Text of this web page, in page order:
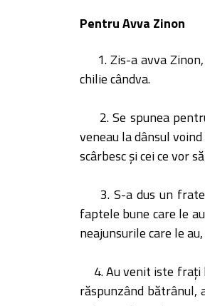
Pentru Avva Zinon
1. Zis-a avva
chilie cândva.
2. Se spunea
veneau la dânsul voind
scârbesc şi cei ce vor
3. S-a dus un
faptele bune care le
neajunsurile care le
4. Au venit iste fraţi
răspunzând bătrânul,